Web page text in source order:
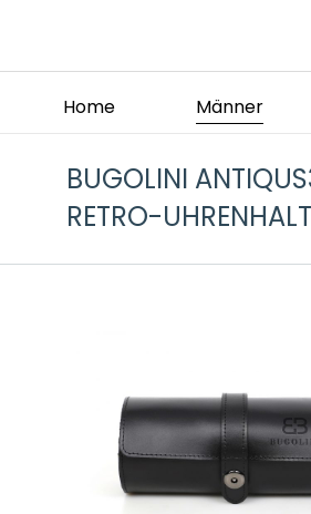
Home Männer
BUGOLINI
RETRO-